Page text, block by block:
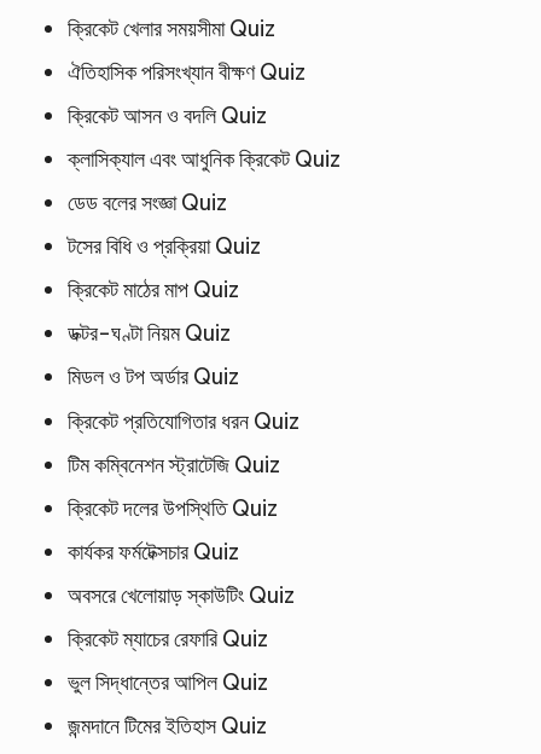
ক্রিকেট খেলার সময়সীমা Quiz
ঐতিহাসিক পরিসংখ্যান বীক্ষণ Quiz
ক্রিকেট আসন ও বদলি Quiz
ক্লাসিক্যাল এবং আধুনিক ক্রিকেট Quiz
ডেড বলের সংজ্ঞা Quiz
টসের বিধি ও প্রক্রিয়া Quiz
ক্রিকেট মাঠের মাপ Quiz
ডক্টর-ঘণ্টা নিয়ম Quiz
মিডল ও টপ অর্ডার Quiz
ক্রিকেট প্রতিযোগিতার ধরন Quiz
টিম কম্বিনেশন স্ট্রাটেজি Quiz
ক্রিকেট দলের উপস্থিতি Quiz
কার্যকর ফর্মটেক্সচার Quiz
অবসরে খেলোয়াড় স্কাউটিং Quiz
ক্রিকেট ম্যাচের রেফারি Quiz
ভুল সিদ্ধান্তের আপিল Quiz
জন্মদানে টিমের ইতিহাস Quiz